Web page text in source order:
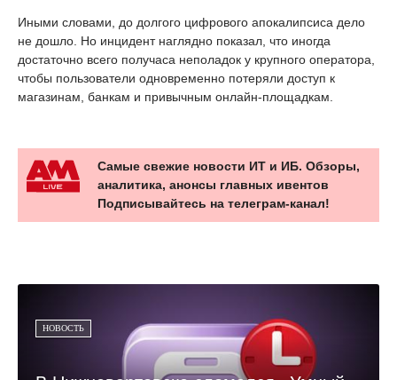
Иными словами, до долгого цифрового апокалипсиса дело
не дошло. Но инцидент наглядно показал, что иногда
достаточно всего получаса неполадок у крупного оператора,
чтобы пользователи одновременно потеряли доступ к
магазинам, банкам и привычным онлайн-площадкам.
Самые свежие новости ИТ и ИБ. Обзоры,
аналитика, анонсы главных ивентов
Подписывайтесь на телеграм-канал!
НОВОСТЬ